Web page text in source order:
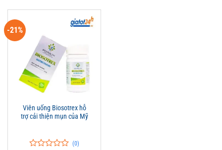
-21%
Viên uống Biosotrex hỗ
trợ cải thiện mụn của Mỹ
(0)